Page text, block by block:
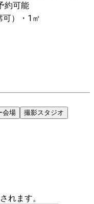
約可能
可）・1㎡
会場
撮影スタジオ
れます。